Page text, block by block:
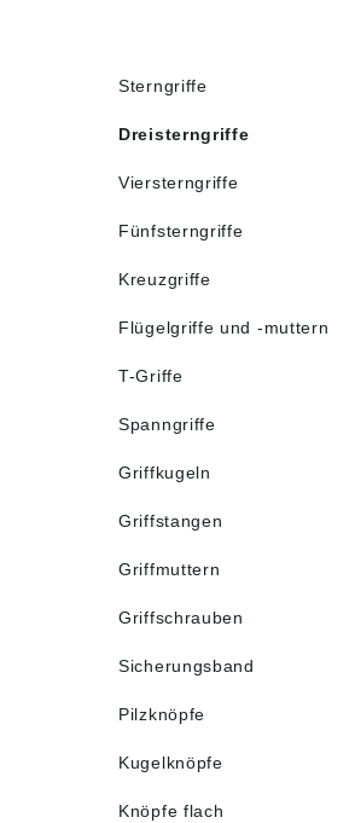
Sterngriffe
Dreisterngriffe
Viersterngriffe
Fünfsterngriffe
Kreuzgriffe
Flügelgriffe und -muttern
T-Griffe
Spanngriffe
Griffkugeln
Griffstangen
Griffmuttern
Griffschrauben
Sicherungsband
Pilzknöpfe
Kugelknöpfe
Knöpfe flach